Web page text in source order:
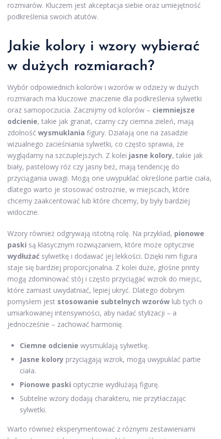
rozmiarów. Kluczem jest akceptacja siebie oraz umiejętność
podkreślenia swoich atutów.
Jakie kolory i wzory wybierać
w dużych rozmiarach?
Wybór odpowiednich kolorów i wzorów w odzieży w dużych
rozmiarach ma kluczowe znaczenie dla podkreślenia sylwetki
oraz samopoczucia. Zacznijmy od kolorów – ciemniejsze
odcienie, takie jak granat, czarny czy ciemna zieleń, mają
zdolność wysmuklania figury. Działają one na zasadzie
wizualnego zacieśniania sylwetki, co często sprawia, że
wyglądamy na szczuplejszych. Z kolei jasne kolory, takie jak
biały, pastelowy róż czy jasny beż, mają tendencję do
przyciągania uwagi. Mogą one uwypuklać określone partie ciała,
dlatego warto je stosować ostrożnie, w miejscach, które
chcemy zaakcentować lub które chcemy, by były bardziej
widoczne.
Wzory również odgrywają istotną rolę. Na przykład, pionowe
paski są klasycznym rozwiązaniem, które może optycznie
wydłużać sylwetkę i dodawać jej lekkości. Dzięki nim figura
staje się bardziej proporcjonalna. Z kolei duże, głośne printy
mogą zdominować stój i często przyciągać wzrok do miejsc,
które zamiast uwydatniać, lepiej ukryć. Dlatego dobrym
pomysłem jest stosowanie subtelnych wzorów lub tych o
umiarkowanej intensywności, aby nadać stylizacji – a
jednocześnie – zachować harmonię.
Ciemne odcienie wysmuklają sylwetkę.
Jasne kolory przyciągają wzrok, mogą uwypuklać partie
ciała.
Pionowe paski optycznie wydłużają figurę.
Subtelne wzory dodają charakteru, nie przytłaczając
sylwetki.
Warto również eksperymentować z różnymi zestawieniami